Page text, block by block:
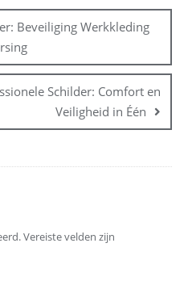
Beveiliging Werkkleding
Schilder: Comfort en
Veiligheid in Één
Vereiste velden zijn